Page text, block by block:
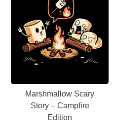
Marshmallow Scary
Story – Campfire
Edition